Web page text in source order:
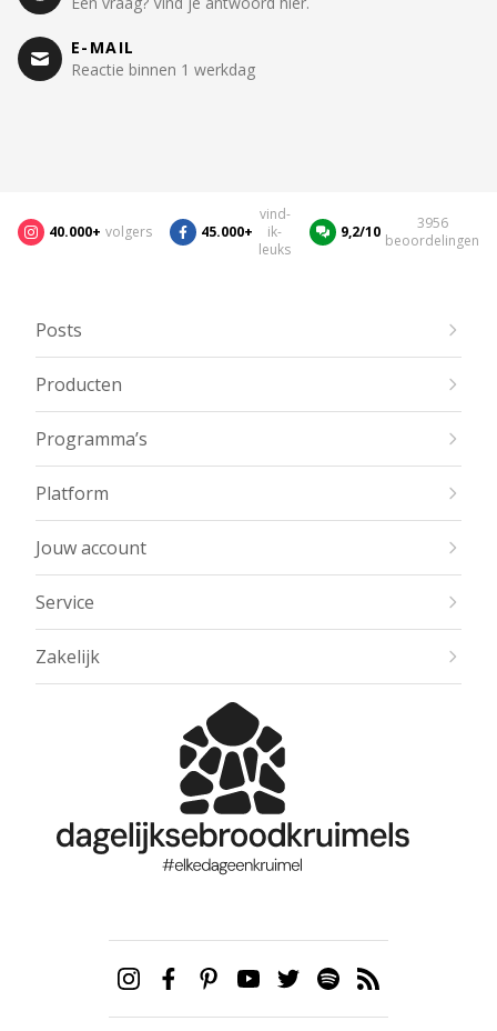
E-MAIL
Reactie binnen 1 werkdag
40.000+ volgers 45.000+
vind-
ik-
leuks
9,2/10
3956
beoordelingen
Posts
Producten
Programma’s
Platform
Jouw account
Service
Zakelijk